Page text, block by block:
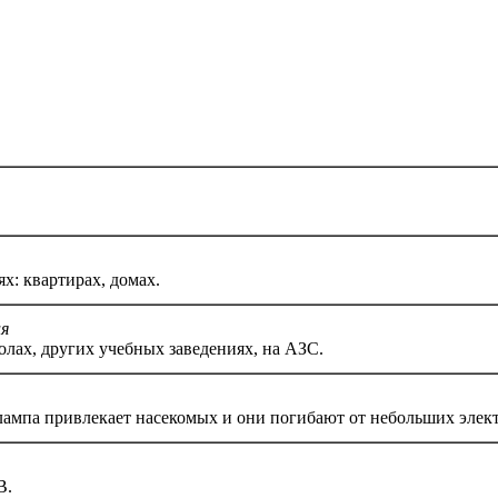
квартирах, домах.
других учебных заведениях, на АЗС.
привлекает насекомых и они погибают от небольших